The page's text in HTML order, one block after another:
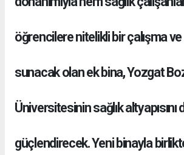
öğrencilere nitelikli bir çalışma
sunacak olan ek bina, Yozgat
Üniversitesinin sağlık altyapısını
güçlendirecek. Yeni binayla